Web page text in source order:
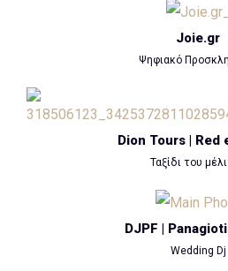
Joie.gr
Ψηφιακό
Dion Tours | Red
Ταξίδι του
DJPF |
Wedding Dj